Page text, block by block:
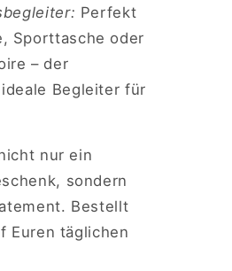
Perfekt
Sporttasche oder
– der
Begleiter für
nur ein
sondern
Bestellt
Euren täglichen